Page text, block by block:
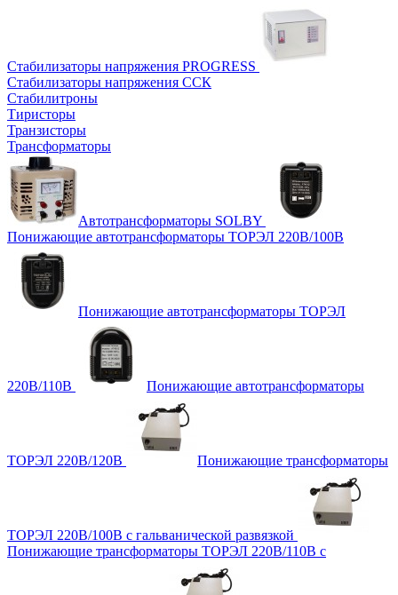
Стабилизаторы напряжения PROGRESS
Стабилизаторы напряжения ССК
Стабилитроны
Тиристоры
Транзисторы
Трансформаторы
Автотрансформаторы SOLBY
Понижающие автотрансформаторы ТОРЭЛ 220В/100В
Понижающие автотрансформаторы ТОРЭЛ
220В/110В Понижающие автотрансформаторы
ТОРЭЛ 220В/120В Понижающие трансформаторы
ТОРЭЛ 220В/100В с гальванической развязкой
Понижающие трансформаторы ТОРЭЛ 220В/110В с